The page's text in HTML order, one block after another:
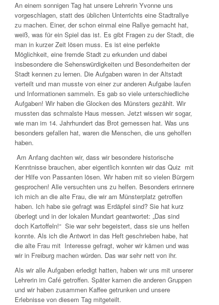
An einem sonnigen Tag hat unsere Lehrerin Yvonne uns
vorgeschlagen, statt des üblichen Unterrichts eine Stadtrallye
zu machen. Einer, der schon einmal eine Rallye gemacht hat,
weiß, was für ein Spiel das ist. Es gibt Fragen zu der Stadt, die
man in kurzer Zeit lösen muss. Es ist eine perfekte
Möglichkeit, eine fremde Stadt zu erkunden und dabei
insbesondere die Sehenswürdigkeiten und Besonderheiten der
Stadt kennen zu lernen. Die Aufgaben waren in der Altstadt
verteilt und man musste von einer zur anderen Aufgabe laufen
und Informationen sammeln. Es gab so viele unterschiedliche
Aufgaben! Wir haben die Glocken des Münsters gezählt. Wir
mussten das schmalste Haus messen. Jetzt wissen wir sogar,
wie man im 14. Jahrhundert das Brot gemessen hat. Was uns
besonders gefallen hat, waren die Menschen, die uns geholfen
haben.
Am Anfang dachten wir, dass wir besondere historische
Kenntnisse brauchen, aber eigentlich konnten wir das Quiz mit
der Hilfe von Passanten lösen. Wir haben mit so vielen Bürgern
gesprochen! Alle versuchten uns zu helfen. Besonders erinnere
ich mich an die alte Frau, die wir am Münsterplatz getroffen
haben. Ich habe sie gefragt was Erdäpfel sind? Sie hat kurz
überlegt und in der lokalen Mundart geantwortet: „Das sind
doch Kartoffeln!“ Sie war sehr begeistert, dass sie uns helfen
konnte. Als ich die Antwort in das Heft geschrieben habe, hat
die alte Frau mit Interesse gefragt, woher wir kämen und was
wir in Freiburg machen würden. Das war sehr nett von ihr.
Als wir alle Aufgaben erledigt hatten, haben wir uns mit unserer
Lehrerin im Café getroffen. Später kamen die anderen Gruppen
und wir haben zusammen Kaffee getrunken und unsere
Erlebnisse von diesem Tag mitgeteilt.